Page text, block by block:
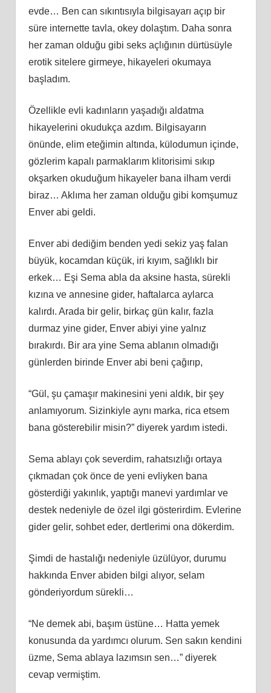
evde… Ben can sıkıntısıyla bilgisayarı açıp bir
süre internette tavla, okey dolaştım. Daha sonra
her zaman olduğu gibi seks açlığının dürtüsüyle
erotik sitelere girmeye, hikayeleri okumaya
başladım.
Özellikle evli kadınların yaşadığı aldatma
hikayelerini okudukça azdım. Bilgisayarın
önünde, elim eteğimin altında, külodumun içinde,
gözlerim kapalı parmaklarım klitorisimi sıkıp
okşarken okuduğum hikayeler bana ilham verdi
biraz… Aklıma her zaman olduğu gibi komşumuz
Enver abi geldi.
Enver abi dediğim benden yedi sekiz yaş falan
büyük, kocamdan küçük, iri kıyım, sağlıklı bir
erkek… Eşi Sema abla da aksine hasta, sürekli
kızına ve annesine gider, haftalarca aylarca
kalırdı. Arada bir gelir, birkaç gün kalır, fazla
durmaz yine gider, Enver abiyi yine yalnız
bırakırdı. Bir ara yine Sema ablanın olmadığı
günlerden birinde Enver abi beni çağırıp,
“Gül, şu çamaşır makinesini yeni aldık, bir şey
anlamıyorum. Sizinkiyle aynı marka, rica etsem
bana gösterebilir misin?” diyerek yardım istedi.
Sema ablayı çok severdim, rahatsızlığı ortaya
çıkmadan çok önce de yeni evliyken bana
gösterdiği yakınlık, yaptığı manevi yardımlar ve
destek nedeniyle de özel ilgi gösterirdim. Evlerine
gider gelir, sohbet eder, dertlerimi ona dökerdim.
Şimdi de hastalığı nedeniyle üzülüyor, durumu
hakkında Enver abiden bilgi alıyor, selam
gönderiyordum sürekli…
“Ne demek abi, başım üstüne… Hatta yemek
konusunda da yardımcı olurum. Sen sakın kendini
üzme, Sema ablaya lazımsın sen…” diyerek
cevap vermiştim.